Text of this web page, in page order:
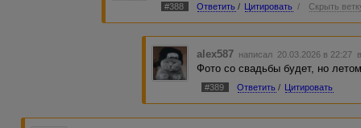
#388 Ответить / Цитировать / Скрыть
alex587 написал 20.03.2026 в 22:27
Фото со свадьбы будет, но
#389 Ответить / Цитировать